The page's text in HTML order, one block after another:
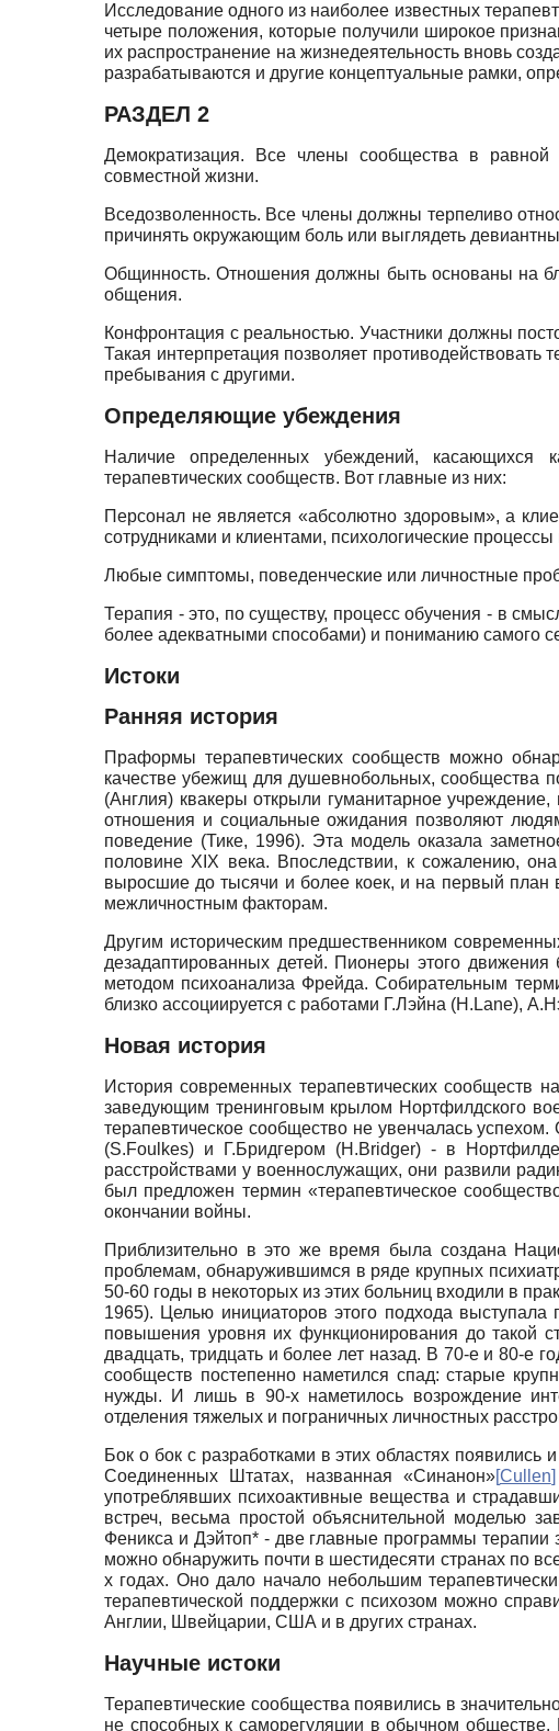
Исследование одного из наиболее известных
четыре положения, которые получили широкое
их распространение на жизнедеятельность вновь
разрабатываются и другие концептуальные рамки,
РАЗДЕЛ 2
Демократизация. Все члены сообщества в
совместной жизни.
Вседозволенность. Все члены должны терпеливо
причинять окружающим боль или выглядеть
Общинность. Отношения должны быть основаны на
общения.
Конфронтация с реальностью. Участники должны
Такая интерпретация позволяет
пребывания с другими.
Определяющие убеждения
Наличие определенных убеждений, касающихся
терапевтических сообществ. Вот главные из них:
Персонал не является «абсолютно здоровым», а
сотрудниками и клиентами, психологические
Любые симптомы, поведенческие или личностные
Терапия - это, по существу, процесс обучения - в
более адекватными способами) и пониманию самого
Истоки
Ранняя история
Праформы терапевтических сообществ можно
качестве убежищ для душевнобольных, сообщества
(Англия) квакеры открыли гуманитарное учреждение,
отношения и социальные ожидания позволяют
поведение (Тике, 1996). Эта модель оказала
половине XIX века. Впоследствии, к сожалению,
выросшие до тысячи и более коек, и на первый план
межличностным факторам.
Другим историческим предшественником
дезадаптированных детей. Пионеры этого
методом психоанализа Фрейда. Собирательным
близко ассоциируется с работами Г.Лэйна (H.Lane),
Новая история
История современных терапевтических сообществ
заведующим тренинговым крылом Нортфилдского
терапевтическое сообщество не увенчалась
(S.Foulkes) и Г.Бридгером (H.Bridger) - в
расстройствами у военнослужащих, они развили
был предложен термин «терапевтическое
окончании войны.
Приблизительно в это же время была создана
проблемам, обнаружившимся в ряде крупных
50-60 годы в некоторых из этих больниц входили в
1965). Целью инициаторов этого подхода
повышения уровня их функционирования до такой
двадцать, тридцать и более лет назад. В 70-е и 80-е
сообществ постепенно наметился спад: старые
нужды. И лишь в 90-х наметилось возрождение
отделения тяжелых и пограничных личностных
Бок о бок с разработками в этих областях
Соединенных Штатах, названная «Синанон»[Cullen]
употреблявших психоактивные вещества и
встреч, весьма простой объяснительной моделью
Феникса и Дэйтоп* - две главные программы терапии
можно обнаружить почти в шестидесяти странах по
х годах. Оно дало начало небольшим
терапевтической поддержки с психозом можно
Англии, Швейцарии, США и в других странах.
Научные истоки
Терапевтические сообщества появились в
не способных к саморегуляции в обычном обществе.